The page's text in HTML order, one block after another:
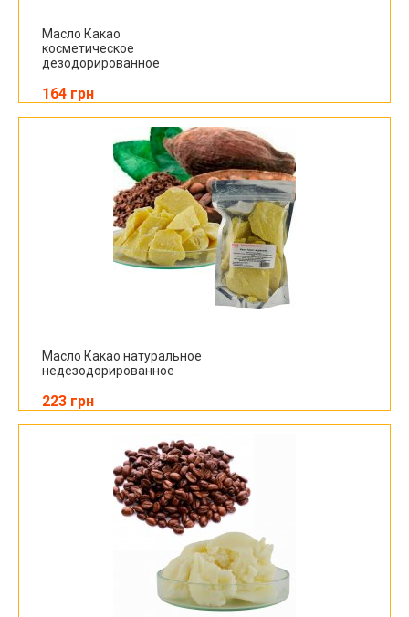
Масло Какао
косметическое
дезодорированное
164 грн
Масло Какао натуральное
недезодорированное
223 грн